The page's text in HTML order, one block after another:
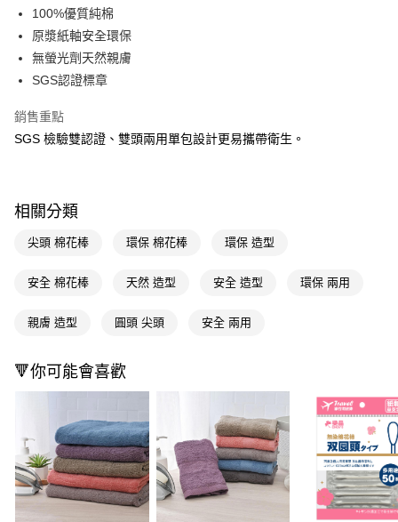
悠遊付
Google Pay
AFTEE先享後付
【關於「AFTEE先享後付」】
AFTEE先享後付是「在收到商品之後才付款」的支付方式。 讓您購物簡單
３．安心：先確認商品／服務後，再付款。
【「AFTEE先享後付」結帳流程】
２．訂單成立數日內，您將收到繳費通知簡訊。
ATM／網路銀行／等多元方式進行付款，方視為交易完成。
後付繳納相關費用。
※ 交易是否成功請以「AFTEE先享後付 」之結帳頁面顯示為準，若有關於
是否繳費成功／繳費後需取消欲退款等相關疑問，請聯繫「AFTEE先享後付
https://netprotections.freshdesk.com/support/home
【注意事項】
１．透過由恩沛科技股份有限公司提供之「AFTEE先享後付」服務完成之交
易，需依本服務之必要範圍內提供個人資料，並將交易相關給付款項請求債
權轉讓予恩沛科技股份有限公司。
２．關於個人資料處理事宜，請瀏覽以下網址：
即享券
全家取貨付款
每筆NT$65，滿NT$390(含以上)免運費
每筆NT$65，滿NT$390(含以上)免運費
萊爾富取貨付款
付款後萊爾富取貨
7-11取貨付款
每筆NT$65，滿NT$490(含以上)免運費
付款後7-11取貨
100%優質純棉
原漿紙軸安全環保
無螢光劑天然親膚
SGS認證標章
銷售重點
SGS 檢驗雙認證、雙頭兩用單包設計更易攜帶衛生。
相關分類
尖頭 棉花棒 環保 棉花棒 環保 造型
安全 棉花棒 天然 造型 安全 造型 環保 兩用
親膚 造型 圓頭 尖頭 安全 兩用
🔻你可能會喜歡